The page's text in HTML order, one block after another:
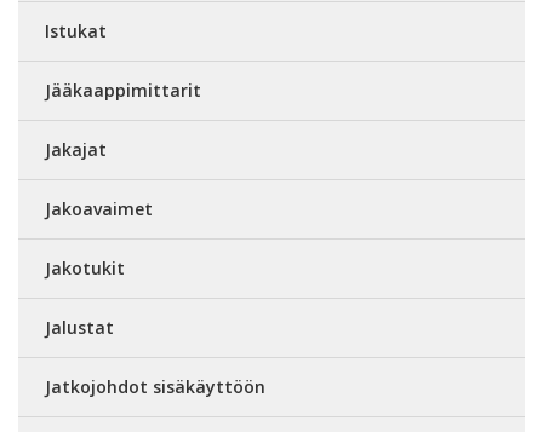
Istukat
Jääkaappimittarit
Jakajat
Jakoavaimet
Jakotukit
Jalustat
Jatkojohdot sisäkäyttöön